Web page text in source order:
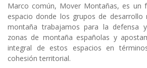
Marco común, Mover Montañas, es un
espacio donde los grupos de
montaña trabajamos para la defensa
zonas de montaña españolas y
integral de estos espacios en
cohesión territorial.